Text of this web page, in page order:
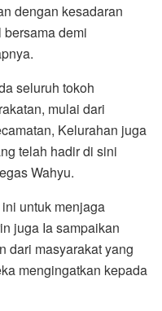
dengan kesadaran
demi
seluruh tokoh
mulai dari
Kelurahan juga
telah hadir di sini
Wahyu.
untuk menjaga
juga Ia sampaikan
dari masyarakat yang
mengingatkan kepada